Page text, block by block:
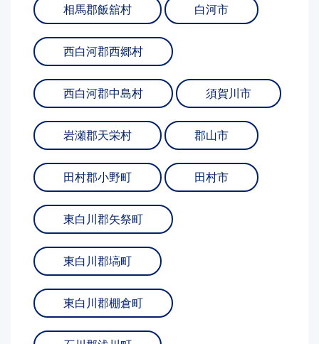
相馬郡飯舘村 白河市
西白河郡西郷村
西白河郡中島村 須賀川市
岩瀬郡天栄村 郡山市
田村郡小野町 田村市
東白川郡矢祭町
東白川郡塙町
東白川郡棚倉町